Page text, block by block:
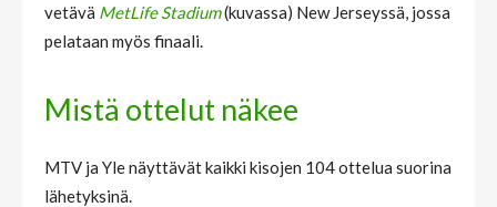
vetävä MetLife Stadium(kuvassa) New Jerseyssä, jossa
pelataan myös finaali.
Mistä ottelut näkee
MTV ja Yle näyttävät kaikki kisojen 104 ottelua suorina
lähetyksinä.